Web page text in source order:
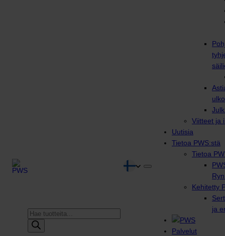
Products
search
Viitteet ja
Uutisia
Tietoa PWS:stä
Tietoa
Kehitetty
ja
Palvelut